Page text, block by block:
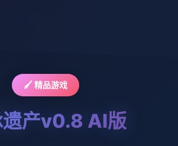
🖌️ 精品游戏
遗产v0.8 AI版